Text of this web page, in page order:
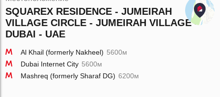
SQUAREX RESIDENCE - JUMEIRAH
VILLAGE CIRCLE - JUMEIRAH VILLAGE -
DUBAI - UAE
Al Khail (formerly Nakheel) 5600м
Dubai Internet City 5600м
Mashreq (formerly Sharaf DG) 6200м